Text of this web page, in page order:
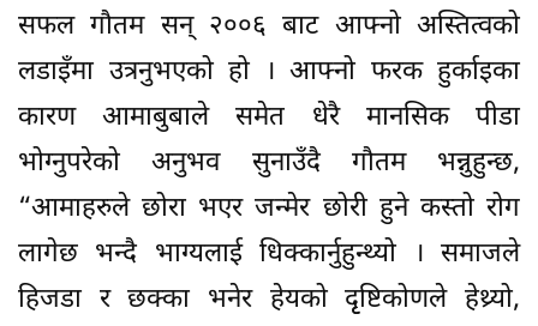
सफल गौतम सन् २००६ बाट आफ्नो अस्तित्वको
लडाइँमा उत्रनुभएको हो । आफ्नो फरक हुर्काइका
कारण आमाबुबाले समेत धेरै मानसिक पीडा
भोग्नुपरेको अनुभव सुनाउँदै गौतम भन्नुहुन्छ,
“आमाहरुले छोरा भएर जन्मेर छोरी हुने कस्तो रोग
लागेछ भन्दै भाग्यलाई धिक्कार्नुहुन्थ्यो । समाजले
हिजडा र छक्का भनेर हेयको दृृष्टिकोणले हेथ्र्यो,